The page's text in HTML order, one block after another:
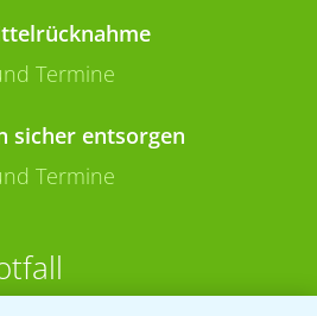
Termine
sicher entsorgen
Termine